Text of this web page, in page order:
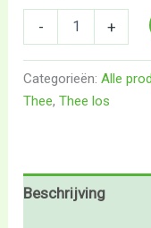
- +
Categorieën:Alle
Thee,Thee los
Beschrijving